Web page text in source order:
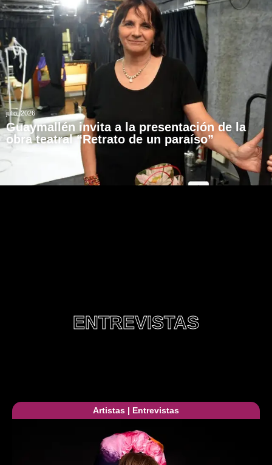
julio, 2026
Guaymallén invita a la presentación de la
obra teatral “Retrato de un paraíso”
ENTREVISTAS
Artistas | Entrevistas